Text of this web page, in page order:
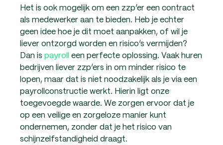
Het is ook mogelijk om een zzp’er een contract
als medewerker aan te bieden. Heb je echter
geen idee hoe je dit moet aanpakken, of wil je
liever ontzorgd worden en risico’s vermijden?
Dan is payroll een perfecte oplossing. Vaak huren
bedrijven liever zzp’ers in om minder risico te
lopen, maar dat is niet noodzakelijk als je via een
payrollconstructie werkt. Hierin ligt onze
toegevoegde waarde. We zorgen ervoor dat je
op een veilige en zorgeloze manier kunt
ondernemen, zonder dat je het risico van
schijnzelfstandigheid draagt.